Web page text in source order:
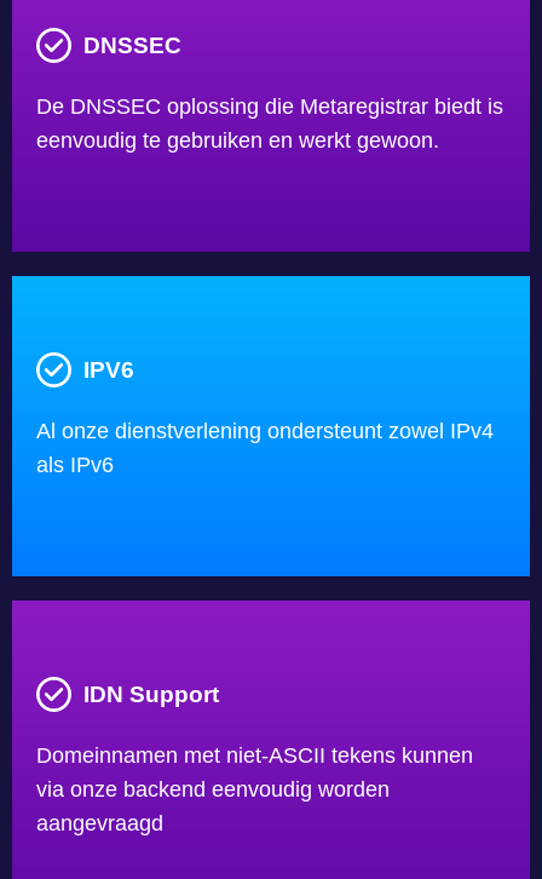
DNSSEC
De DNSSEC oplossing die Metaregistrar biedt is
eenvoudig te gebruiken en werkt gewoon.
IPV6
Al onze dienstverlening ondersteunt zowel IPv4
als IPv6
IDN Support
Domeinnamen met niet-ASCII tekens kunnen
via onze backend eenvoudig worden
aangevraagd